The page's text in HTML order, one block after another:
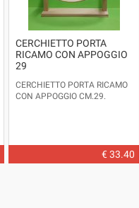
CERCHIETTO PORTA
RICAMO CON APPOGGIO
29
CERCHIETTO PORTA RICAMO
CON APPOGGIO CM.29.
€ 33.40